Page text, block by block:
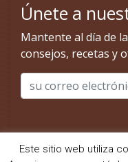
Este sitio web utiliza